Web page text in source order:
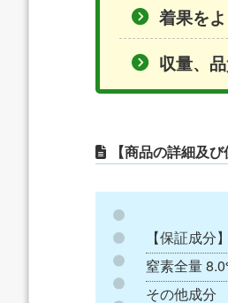
着果を
収量、
【商品の詳細及
【保証成分】
窒素全量
その他成分